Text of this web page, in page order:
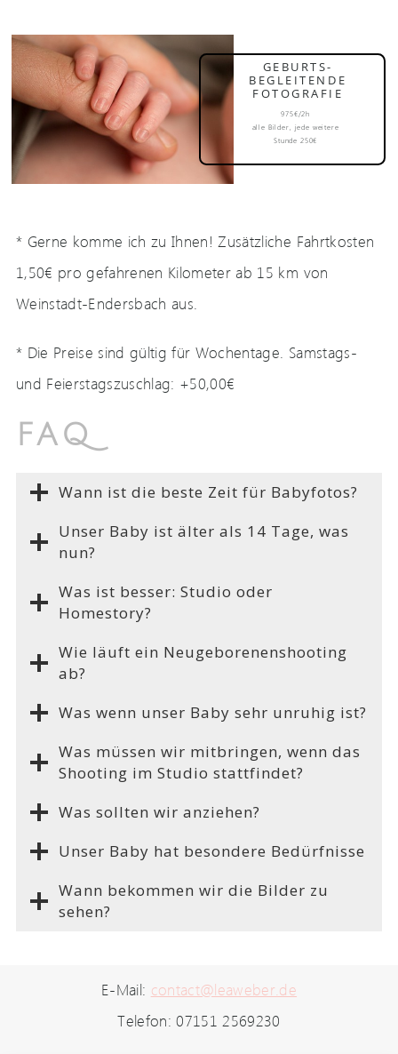
GEBURTS-
BEGLEITENDE
FOTOGRAFIE
975€/2h
alle Bilder, jede weitere
Stunde 250€
* Gerne komme ich zu Ihnen! Zusätzliche Fahrtkosten
1,50€ pro gefahrenen Kilometer ab 15 km von
Weinstadt-Endersbach aus.
* Die Preise sind gültig für Wochentage. Samstags-
und Feierstagszuschlag: +50,00€
FAQ
Wann ist die beste Zeit für Babyfotos?
Unser Baby ist älter als 14 Tage, was
nun?
Was ist besser: Studio oder
Homestory?
Wie läuft ein Neugeborenenshooting
ab?
Was wenn unser Baby sehr unruhig ist?
Was müssen wir mitbringen, wenn das
Shooting im Studio stattfindet?
Was sollten wir anziehen?
Unser Baby hat besondere Bedürfnisse
Wann bekommen wir die Bilder zu
sehen?
E-Mail: contact@leaweber.de
Telefon: 07151 2569230